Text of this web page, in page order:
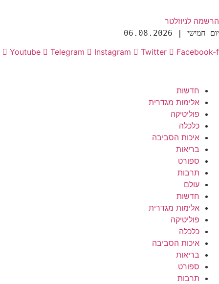
הרשמה לניוזלטר
יום חמישי | 06.08.2026
Youtube Telegram Instagram Twitter Facebook-f
חדשות
אלימות מגדרית
פוליטיקה
כלכלה
איכות הסביבה
בריאות
ספורט
תרבות
עולם
חדשות
אלימות מגדרית
פוליטיקה
כלכלה
איכות הסביבה
בריאות
ספורט
תרבות